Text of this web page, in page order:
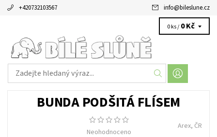
+420732103567 info@bileslune.cz
0 ks / 0 Kč
BUNDA PODŠITÁ FLÍSEM
Neohodnoceno
Arex, ČR